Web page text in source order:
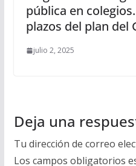
pública en
plazos del plan del
julio 2, 2025
Deja una
Tu dirección de correo
Los campos obligatorios